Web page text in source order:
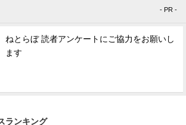
- PR -
ねとらぼ 読者アンケートにご協力をお願いし
ます
ランキング